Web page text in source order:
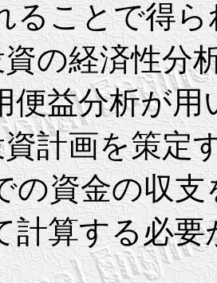
ることで得
の経済性分
便益分析が用
計画を策定
の資金の収
計算する必要